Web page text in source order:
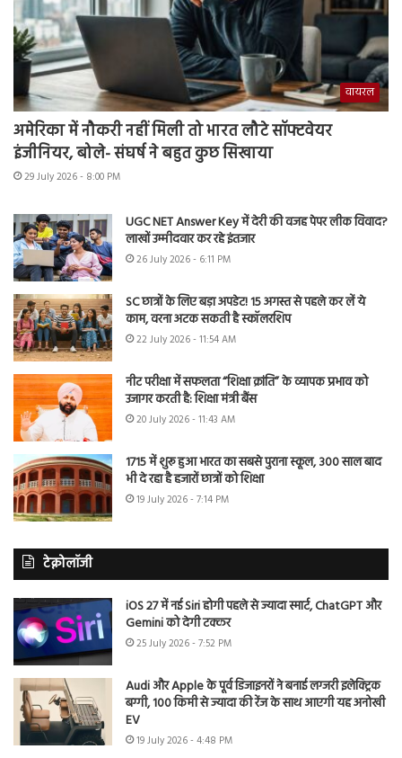
वायरल
अमेरिका में नौकरी नहीं मिली तो भारत लौटे सॉफ्टवेयर
इंजीनियर, बोले- संघर्ष ने बहुत कुछ सिखाया
29 July 2026 - 8:00 PM
UGC NET Answer Key में देरी की वजह पेपर लीक विवाद?
लाखों उम्मीदवार कर रहे इंतजार
26 July 2026 - 6:11 PM
SC छात्रों के लिए बड़ा अपडेट! 15 अगस्त से पहले कर लें ये
काम, वरना अटक सकती है स्कॉलरशिप
22 July 2026 - 11:54 AM
नीट परीक्षा में सफलता “शिक्षा क्रांति” के व्यापक प्रभाव को
उजागर करती है: शिक्षा मंत्री बैंस
20 July 2026 - 11:43 AM
1715 में शुरू हुआ भारत का सबसे पुराना स्कूल, 300 साल बाद
भी दे रहा है हजारों छात्रों को शिक्षा
19 July 2026 - 7:14 PM
टेक्नोलॉजी
iOS 27 में नई Siri होगी पहले से ज्यादा स्मार्ट, ChatGPT और
Gemini को देगी टक्कर
25 July 2026 - 7:52 PM
Audi और Apple के पूर्व डिजाइनरों ने बनाई लग्जरी इलेक्ट्रिक
बग्गी, 100 किमी से ज्यादा की रेंज के साथ आएगी यह अनोखी
EV
19 July 2026 - 4:48 PM